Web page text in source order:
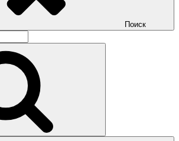
Поиск